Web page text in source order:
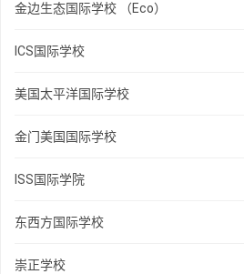
金边生态国际学校 （Eco）
ICS国际学校
美国太平洋国际学校
金门美国国际学校
ISS国际学院
东西方国际学校
崇正学校